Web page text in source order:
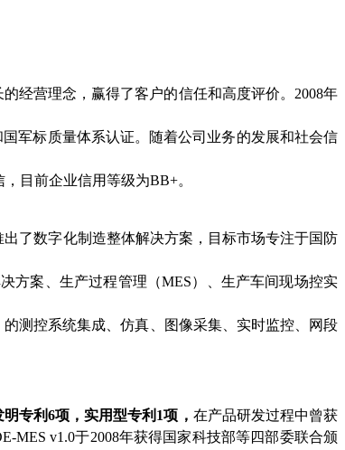
经营理念，赢得了客户的信任和高度评价。2008年
军标质量体系认证。随着公司业务的发展和社会信
目前企业信用等级为BB+。
了数字化制造整体解决方案，目标市场专注于国防
方案、生产过程管理（MES）、生产车间现场控实
测控系统集成、仿真、图像采集、实时监控、网段
专利6项，实用型专利1项 ， 在产品研发过程中曾获
MES v1.0于2008年获得国家科技部等四部委联合颁